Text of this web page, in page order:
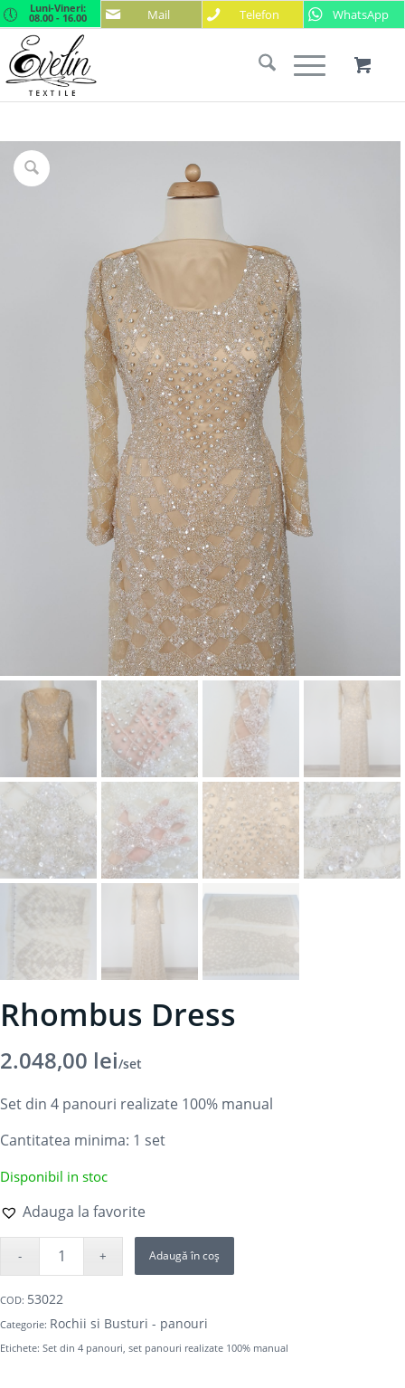
Mail Telefon WhatsApp
Luni-Vineri:
08.00 - 16.00
Rhombus Dress
2.048,00 lei/set
Set din 4 panouri realizate 100% manual
Cantitatea minima: 1 set
Disponibil in stoc
Adauga la favorite
Adaugă în coș
COD: 53022
Categorie: Rochii si Busturi - panouri
Etichete: Set din 4 panouri set panouri realizate 100% manual